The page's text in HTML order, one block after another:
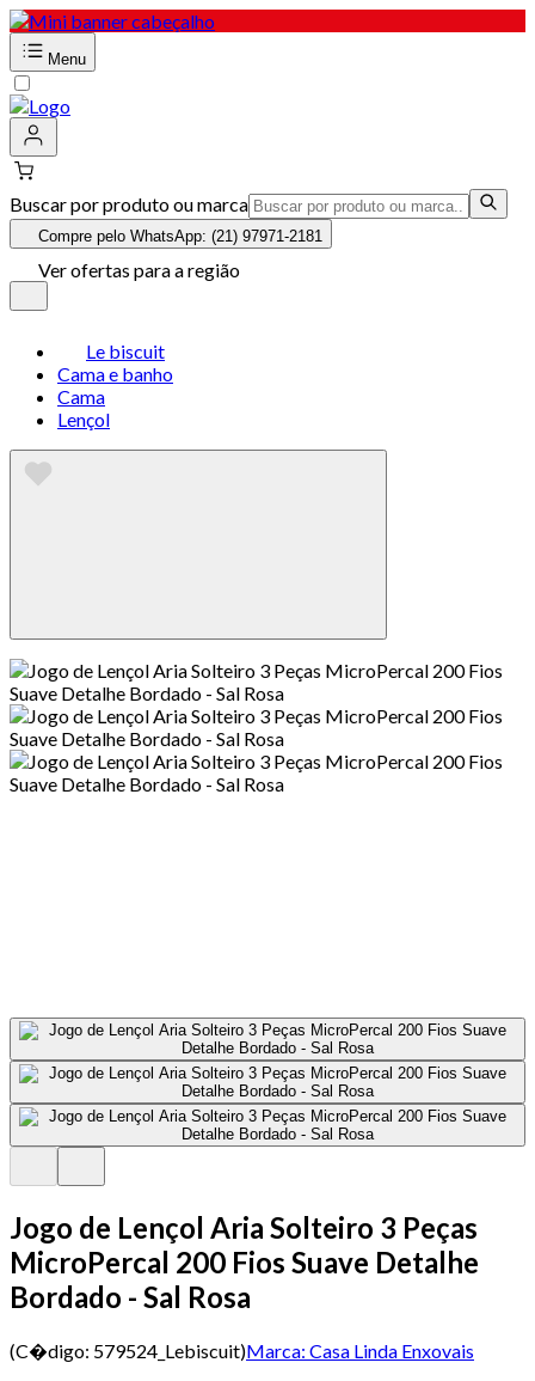
Menu
Buscar por produto ou marca
Compre pelo WhatsApp: (21) 97971-2181
Ver ofertas para a região
Le biscuit
Cama e banho
Cama
Lençol
Jogo de Lençol Aria Solteiro 3 Peças
MicroPercal 200 Fios Suave Detalhe
Bordado - Sal Rosa
(C�digo: 579524_Lebiscuit)Marca: Casa Linda Enxovais